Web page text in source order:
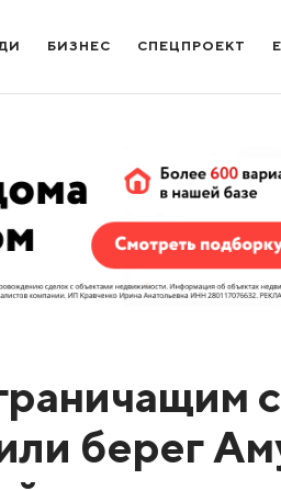
БИЗНЕС СПЕЦПРОЕКТ
берег